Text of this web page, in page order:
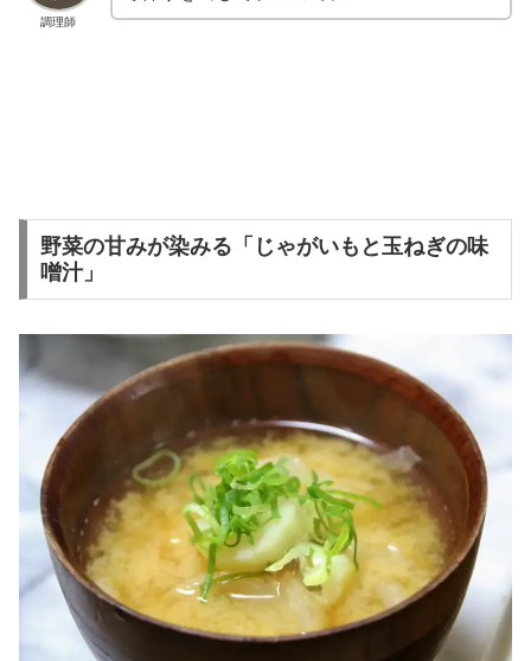
調理師
野菜の甘みが染みる「じゃがいもと玉ねぎの味
噌汁」